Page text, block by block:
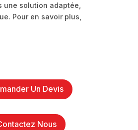
une solution adaptée,
Pour en savoir plus,
Un Devis
Nous